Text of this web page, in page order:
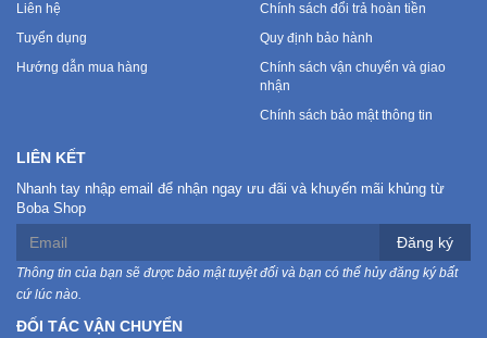
Liên hệ
Tuyển dụng
Hướng dẫn mua hàng
Chính sách đổi trả hoàn tiền
Quy định bảo hành
Chính sách vận chuyển và giao
nhận
Chính sách bảo mật thông tin
LIÊN KẾT
Nhanh tay nhập email để nhận ngay ưu đãi và khuyến mãi khủng từ
Boba Shop
Đăng ký
Thông tin của bạn sẽ được bảo mật tuyệt đối và bạn có thể hủy đăng ký bất
cứ lúc nào.
ĐỐI TÁC VẬN CHUYỂN